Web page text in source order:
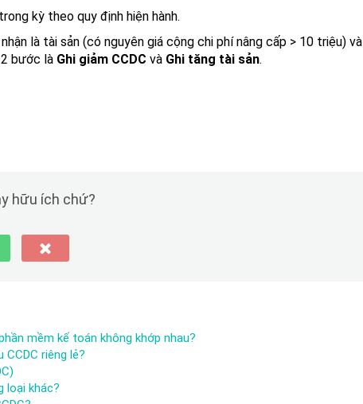
kỳ theo quy định hiện hành.
là tài sản (có nguyên giá cộng chi phí nâng cấp > 10 triệu) và
bước là Ghi giảm CCDC và Ghi tăng tài sản.
hữu ích chứ?
mềm kế toán không khớp nhau?
riêng lẻ?
loại khác?